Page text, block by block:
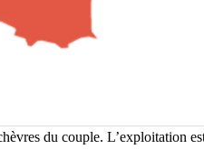
du couple. L’exploitation